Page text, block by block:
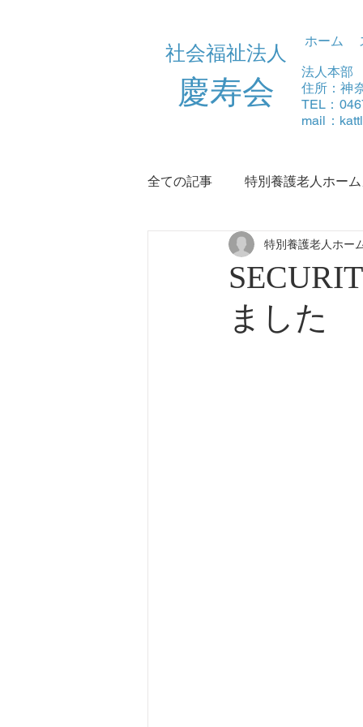
社会福祉法人
​慶寿会
ホーム
法人本部
住所：神
TEL：
mail：
全ての記事 特別養護老人ホー
デイサービスふる里 浜須
ました
特別養護老人ホ